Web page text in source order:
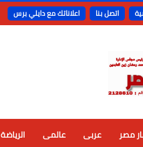
اتصل بنا اعلاناتك مع دايلي برس
مصر عربى عالمى الرياضة